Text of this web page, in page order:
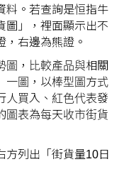
料。若查詢是恒指牛
圖」，裡面顯示出不
，右邊為熊證。
圖，比較產品與相關
一圖，以棒型圖方式
人買入、紅色代表發
圖表為每天收市街貨
方列出「街貨量10日